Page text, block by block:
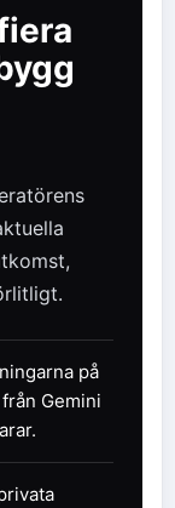
på
Gemini